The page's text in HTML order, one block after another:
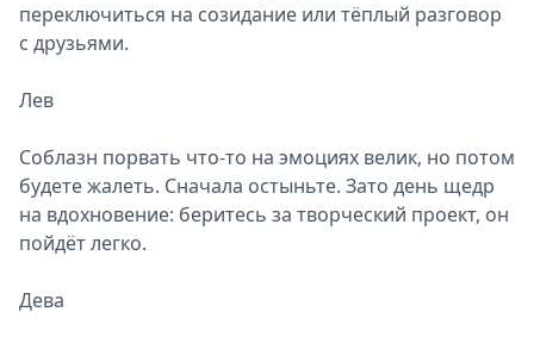
переключиться на созидание или тёплый разговор
с друзьями.
Лев
Соблазн порвать что-то на эмоциях велик, но потом
будете жалеть. Сначала остыньте. Зато день щедр
на вдохновение: беритесь за творческий проект, он
пойдёт легко.
Дева